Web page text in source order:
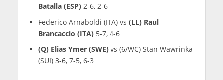
Batalla (ESP)2-6, 2-6
Federico Arnaboldi (ITA) vs (LL) Raul
Brancaccio (ITA)5-7, 4-6
(Q) Elias Ymer (SWE)vs (6/WC) Stan Wawrinka
(SUI) 3-6, 7-5, 6-3